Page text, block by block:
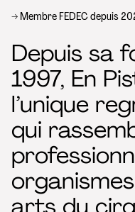
Membre FEDEC depuis
Depuis sa
1997, En
l’unique
qui
arts du